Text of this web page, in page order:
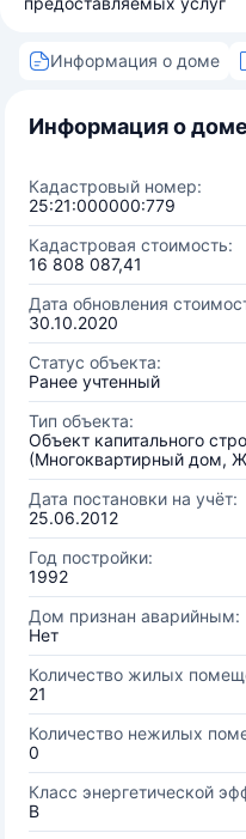
Информация о доме
Информация о доме
Кадастровый номер:
25:21:000000:779
Кадастровая стоимость:
16 808 087,41
Дата обновления
30.10.2020
Статус объекта:
Ранее учтенный
Тип объекта:
Объект капитального
(Многоквартирный дом,
Дата постановки на учёт:
25.06.2012
Год постройки:
1992
Дом признан аварийным:
Нет
Количество жилых
21
Количество нежилых
0
Класс энергетической
B